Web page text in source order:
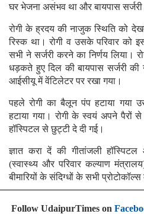
घर भेजना असंभव था और बायपास सर्जरी
रोगी के ह्रदय की नाजुक स्थिति को
रिस्क था। रोगी व उसके परिवार को
सभी ने सर्जरी करने का निर्णय लिया।
धड़कते हुए दिल की बायपास सर्जरी
आईसीयू में वेंटिलेटर पर रखा गया।
पहले रोगी का बैलून पंप हटाया गया
हटाया गया। रोगी के स्वयं अपने पैरों
हॉस्पिटल से छुट्टी दे दी गई।
ज्ञात करा दें की गीतांजली
(स्वास्थ्य और परिवार कल्याण
बीमारियों के संदिग्धों के सभी
Follow UdaipurTimes on